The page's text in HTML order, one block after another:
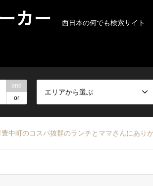
カー 西日本の何でも検索サイト
and
or
エリアから選ぶ
中町のコスパ抜群のランチとママさんにあり